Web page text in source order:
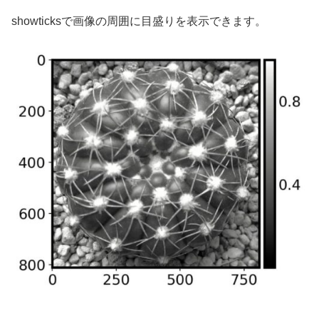
showticksで画像の周囲に目盛りを表示できます。